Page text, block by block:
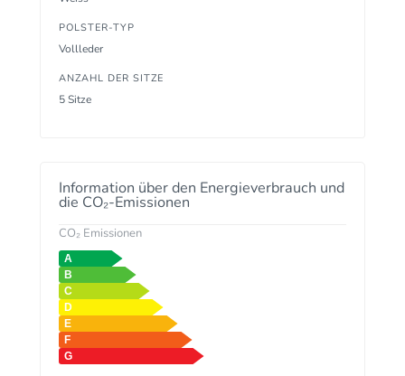
POLSTER-TYP
Vollleder
ANZAHL DER SITZE
5 Sitze
Information über den Energieverbrauch und
die CO₂-Emissionen
CO₂ Emissionen